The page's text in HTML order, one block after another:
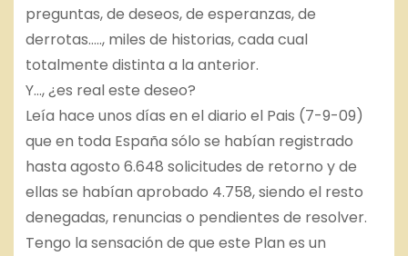
preguntas, de deseos, de esperanzas, de
derrotas….., miles de historias, cada cual
totalmente distinta a la anterior.
Y…, ¿es real este deseo?
Leía hace unos días en el diario el Pais (7-9-09)
que en toda España sólo se habían registrado
hasta agosto 6.648 solicitudes de retorno y de
ellas se habían aprobado 4.758, siendo el resto
denegadas, renuncias o pendientes de resolver.
Tengo la sensación de que este Plan es un